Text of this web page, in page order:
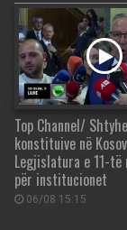
Top Channel/
konstituive në
Legjislatura e 11-
për institucionet
06/08 15:15